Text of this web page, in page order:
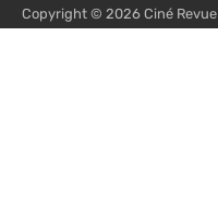
Copyright © 2026 Ciné Revue